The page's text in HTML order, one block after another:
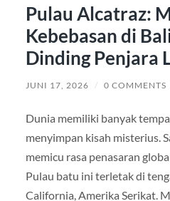
Pulau Alcatraz:
Kebebasan di
Dinding Penjara
JUNI 17, 2026 / 0 COMMENTS
Dunia memiliki banyak
menyimpan kisah misterius.
memicu rasa penasaran
Pulau batu ini terletak di
California, Amerika Serikat.